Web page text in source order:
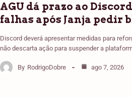
AGU dá prazo ao
falhas após Janja pedir
Discord deverá apresentar medidas para
não descarta ação para suspender a
By RodrigoDobre ago 7, 2026